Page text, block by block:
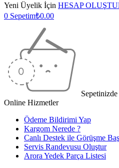
Yeni Üyelik İçin HESAP
0 Sepetim₺0.00
Online Hizmetler
Ödeme Bildirimi Yap
Kargom Nerede ?
Canlı Destek ile Görüşme
Servis Randevusu Oluştur
Arora Yedek Parça Listesi